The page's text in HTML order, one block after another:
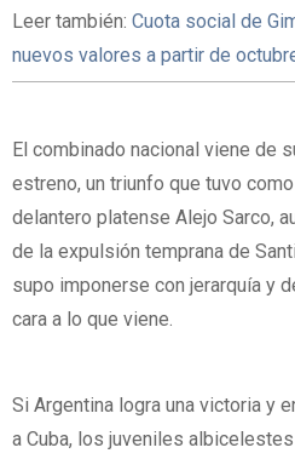
Leer también: Cuota social de
nuevos valores a partir de
El combinado nacional viene de
estreno, un triunfo que tuvo
delantero platense Alejo Sarco,
de la expulsión temprana de
supo imponerse con jerarquía y
cara a lo que viene.
Si Argentina logra una victoria y
a Cuba, los juveniles